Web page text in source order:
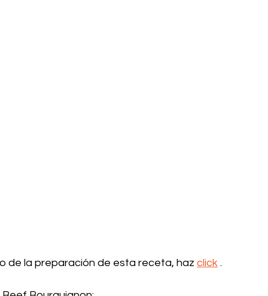
de la preparación de esta receta, haz click .